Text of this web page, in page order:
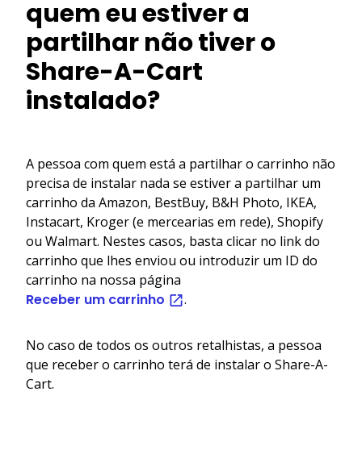
quem eu estiver a
partilhar não tiver o
Share-A-Cart
instalado?
A pessoa com quem está a partilhar o carrinho não
precisa de instalar nada se estiver a partilhar um
carrinho da Amazon, BestBuy, B&H Photo, IKEA,
Instacart, Kroger (e mercearias em rede), Shopify
ou Walmart. Nestes casos, basta clicar no link do
carrinho que lhes enviou ou introduzir um ID do
carrinho na nossa página
Receber um carrinho .
No caso de todos os outros retalhistas, a pessoa
que receber o carrinho terá de instalar o Share-A-
Cart.